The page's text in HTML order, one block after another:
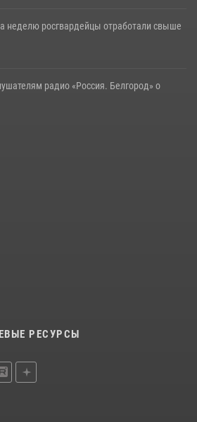
неделю росгвардейцы отработали свыше
радио «Россия. Белгород» о
РЕСУРСЫ